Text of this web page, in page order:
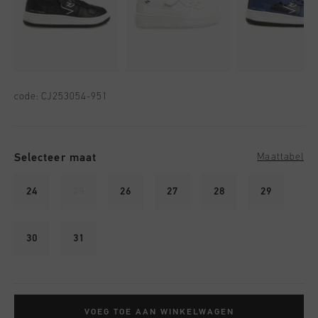
code: CJ253054-951
Selecteer maat Maattabel
24 26 27 28 29
30 31
VOEG TOE AAN WINKELWAGEN